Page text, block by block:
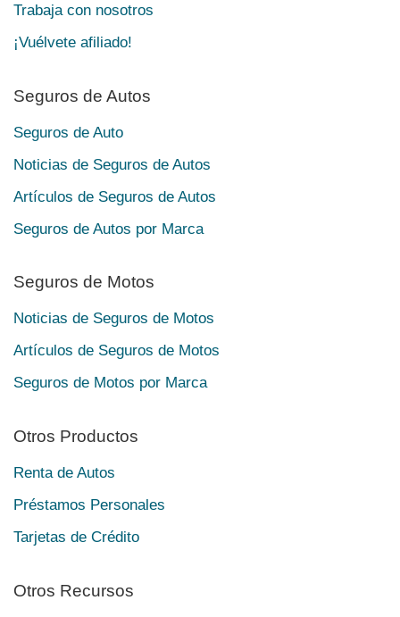
Trabaja con nosotros
¡Vuélvete afiliado!
Seguros de Autos
Seguros de Auto
Noticias de Seguros de Autos
Artículos de Seguros de Autos
Seguros de Autos por Marca
Seguros de Motos
Noticias de Seguros de Motos
Artículos de Seguros de Motos
Seguros de Motos por Marca
Otros Productos
Renta de Autos
Préstamos Personales
Tarjetas de Crédito
Otros Recursos